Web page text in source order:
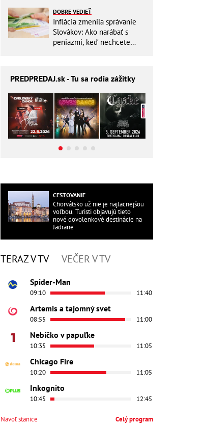
DOBRE VEDIEŤ
Inflácia zmenila správanie
Slovákov: Ako narábať s
peniazmi, keď nechcete
PREDPREDAJ.sk - Tu sa rodia zážitky
CESTOVANIE
Chorvátsko už nie je najlacnejšou
voľbou. Turisti objavujú tieto
nové dovolenkové destinácie na
Jadrane
TERAZ V TV VEČER V TV
Spider-Man
09:10 11:40
Artemis a tajomný svet
08:55 11:00
Nebíčko v papuľke
10:35 11:05
Chicago Fire
10:20 11:05
Inkognito
10:45 12:45
Navoľ stanice Celý program